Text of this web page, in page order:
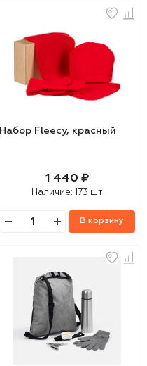
Набор Fleecy, красный
1 440 ₽
Наличие: 173 шт
В корзину